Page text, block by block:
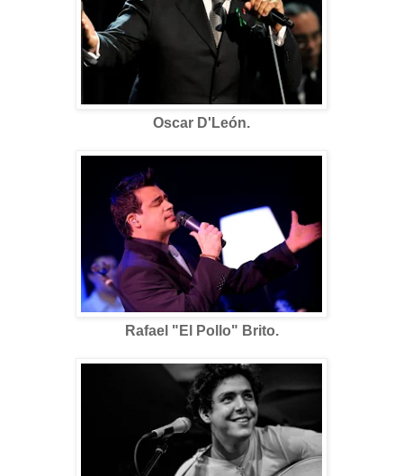
Oscar D'León.
Rafael "El Pollo" Brito.